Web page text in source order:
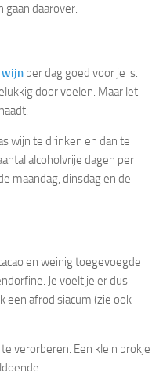
gaan daarover.
wijn per dag goed voor je is.
door voelen. Maar let
wijn te drinken en dan te
alcoholvrije dagen per
maandag, dinsdag en de
en weinig toegevoegde
Je voelt je er dus
een afrodisiacum (zie ook
verorberen. Een klein brokje